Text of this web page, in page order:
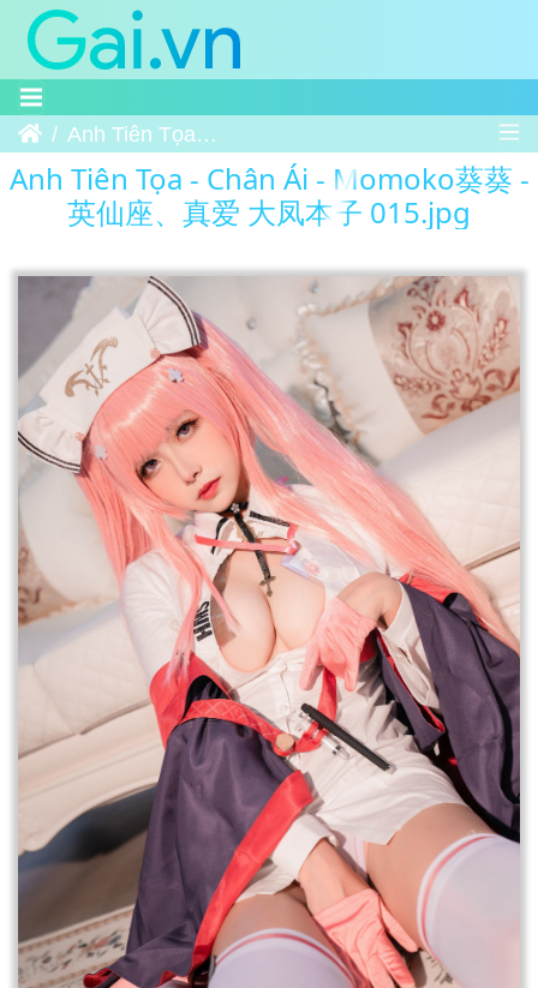
Trang chủAnh Tiên Tọa - Chân Ái - Momoko葵葵 - 英仙座、真爱 大凤本子 015
Anh Tiên Tọa - Chân Ái - Momoko葵葵 -
英仙座、真爱 大凤本子 015.jpg